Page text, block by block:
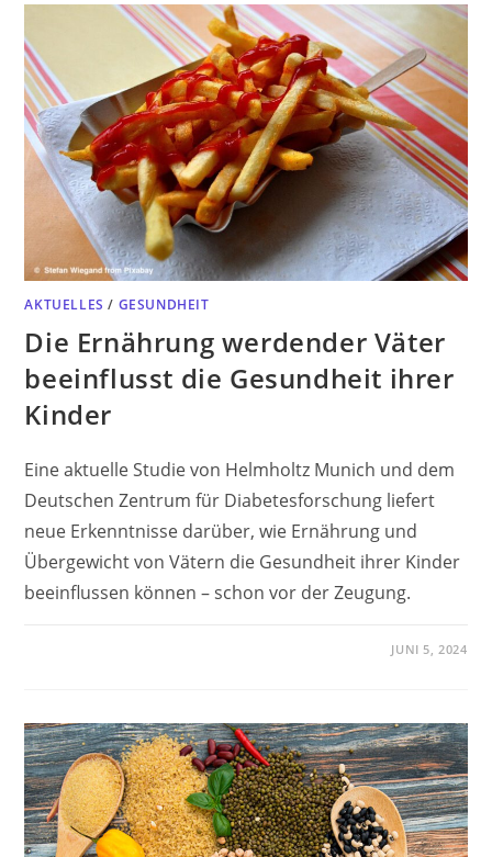
AKTUELLES / GESUNDHEIT
Die Ernährung werdender Väter
beeinflusst die Gesundheit ihrer
Kinder
Eine aktuelle Studie von Helmholtz Munich und dem
Deutschen Zentrum für Diabetesforschung liefert
neue Erkenntnisse darüber, wie Ernährung und
Übergewicht von Vätern die Gesundheit ihrer Kinder
beeinflussen können – schon vor der Zeugung.
JUNI 5, 2024